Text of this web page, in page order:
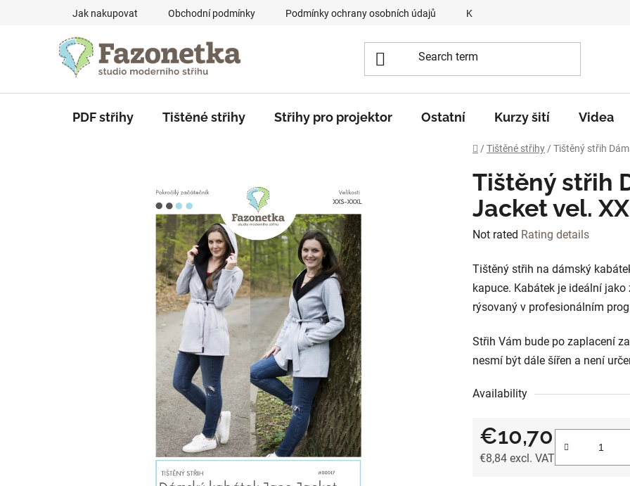
Jak nakupovat Obchodní podmínky Podmínky ochrany osobních údajů Kontakty
PDF střihy Tištěné střihy Střihy pro projektor Ostatní Kurzy šití Videa
Home
/ Tištěné střihy / Tištěný střih
Tištěný střih
Jacket vel.
The
product
rating
is
out
of
Not rated Rating details
Tištěný střih na dámský
kapuce. Kabátek je ideální
rýsovaný v profesionálním
Střih Vám bude po zaplacení
nesmí být dále šířen a není
Availability
€10,70
€8,84 excl. VAT